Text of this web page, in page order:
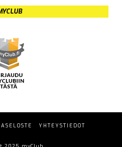
YHTEYSTIEDOT